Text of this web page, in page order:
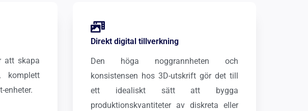
att skapa
komplett
enheter.
Direkt digital tillverkning
Den höga noggrannheten och
konsistensen hos 3D-utskrift gör det till
ett idealiskt sätt att bygga
produktionskvantiteter av diskreta eller